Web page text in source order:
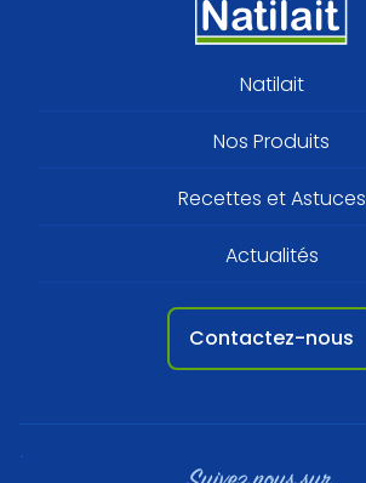
Natilait
Nos Produits
Recettes et Astuces
Actualités
Contactez-nous